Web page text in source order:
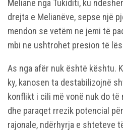
Meliane nga Tukiditi, ku
drejta e Melianëve, sepse një
mendon se vetëm ne jemi të
mbi ne ushtrohet presion të
As nga afër nuk është kështu.
ky, kanosen ta destabilizojnë
konflikt i cili më vonë nuk do
dhe paraqet rrezik potencial
rajonale, ndërhyrja e shteteve